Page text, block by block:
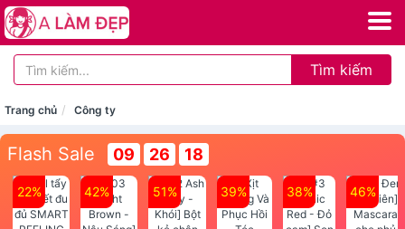
Tìm kiếm
Trang chủ Công ty
Flash Sale 09 26 18
22% 42% 51% 39% 38% 46%